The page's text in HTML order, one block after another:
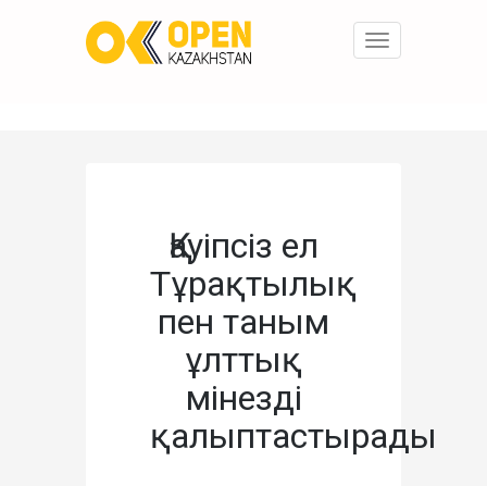
Toggle
Қауіпсіз ел
Тұрақтылық
пен таным
ұлттық
мінезді
қалыптастырады